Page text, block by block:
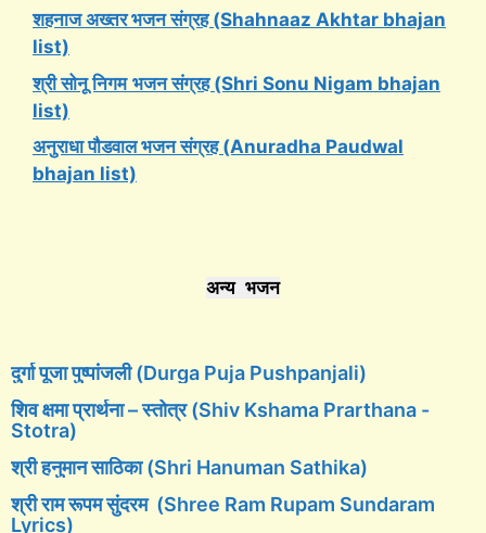
शहनाज अख्तर भजन संग्रह (Shahnaaz Akhtar bhajan
list)
श्री सोनू निगम भजन संग्रह (Shri Sonu Nigam bhajan
list)
अनुराधा पौडवाल भजन संग्रह (Anuradha Paudwal
bhajan list)
अन्य भजन
दुर्गा पूजा पुष्पांजली (Durga Puja Pushpanjali)
शिव क्षमा प्रार्थना – स्तोत्र (Shiv Kshama Prarthana -
Stotra)
श्री हनुमान साठिका (Shri Hanuman Sathika)
श्री राम रूपम सुंदरम (Shree Ram Rupam Sundaram
Lyrics)